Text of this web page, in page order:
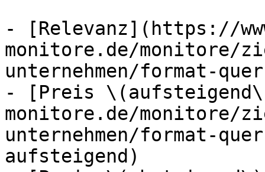
- [Relevanz](https://
monitore.de/monitore/
unternehmen/format-
- [Preis
monitore.de/monitore/
unternehmen/format-
aufsteigend)